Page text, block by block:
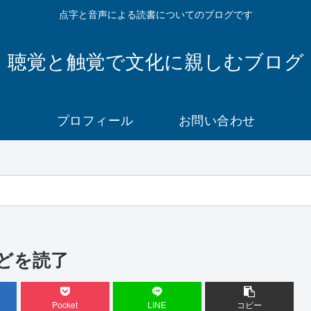
点字と音声による読書についてのブログです
聴覚と触覚で文化に親しむブログ
プロフィール お問い合わせ
を読了
Pocket LINE コピー